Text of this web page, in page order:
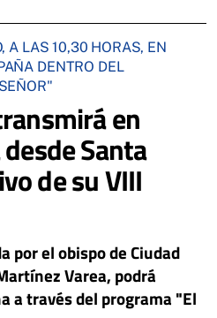
A LAS 10,30 HORAS, EN
DENTRO DEL
en
Santa
de su VIII
por el obispo de Ciudad
Varea, podrá
a través del programa "El